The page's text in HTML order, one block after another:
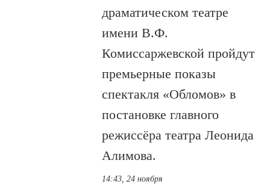
драматическом театре
имени В.Ф.
Комиссаржевской пройдут
премьерные показы
спектакля «Обломов» в
постановке главного
режиссёра театра Леонида
Алимова.
14:43, 24 ноября